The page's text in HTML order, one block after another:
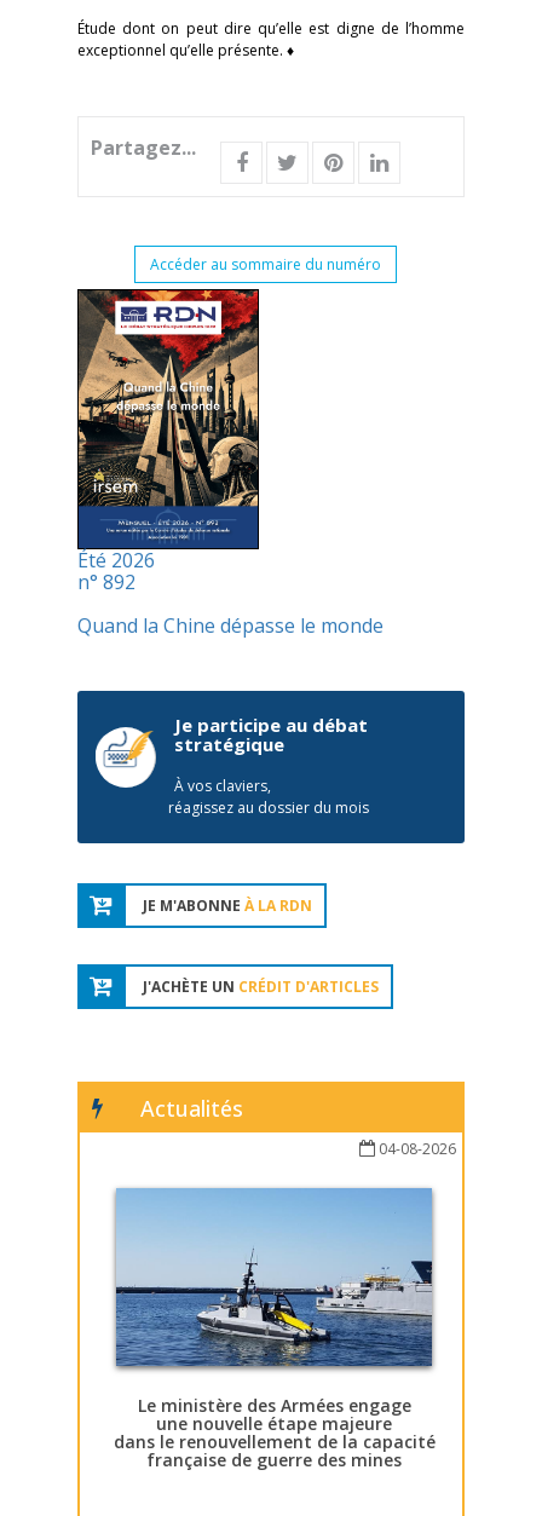
Étude dont on peut dire qu’elle est digne de l’homme
exceptionnel qu’elle présente. ♦
Partagez...
Accéder au sommaire du numéro
Été 2026
n° 892
Quand la Chine dépasse le monde
Je participe au débat
stratégique
À vos claviers,
réagissez au dossier du mois
JE M'ABONNE À LA RDN
J'ACHÈTE UN CRÉDIT D'ARTICLES
Actualités
04-08-2026
Le ministère des Armées engage
une nouvelle étape majeure
dans le renouvellement de la capacité
française de guerre des mines